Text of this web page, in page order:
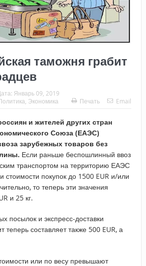
таможня грабит
Январь 09, 2019
Экономика Печать Email
и жителей других стран
Союза (ЕАЭС)
зарубежных товаров без
Если раньше беспошлинный ввоз
транспортом на территорию ЕАЭС
стоимости покупок до 1500 EUR и/или
то теперь эти значения
и 25 кг.
посылок и экспресс-доставки
теперь составляет также 500 EUR, а
или по весу превышают